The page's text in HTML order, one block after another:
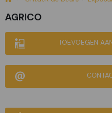
AGRICO
TOEVOEGEN